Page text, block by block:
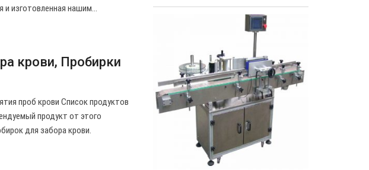
и изготовленная нашим…
крови, Пробирки
проб крови Список продуктов
продукт от этого
для забора крови.